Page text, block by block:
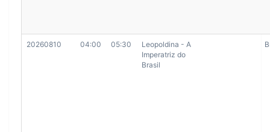
20260810 04:00 05:30
Leopoldina - A
Imperatriz do
Brasil